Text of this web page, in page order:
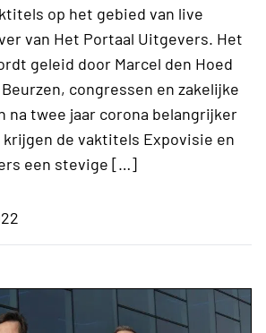
op het gebied van live
van Het Portaal Uitgevers. Het
geleid door Marcel den Hoed
congressen en zakelijke
na twee jaar corona belangrijker
krijgen de vaktitels Expovisie en
een stevige […]